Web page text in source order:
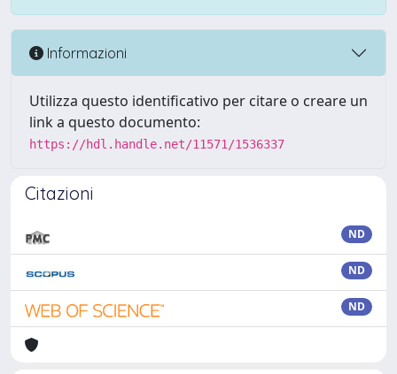
Informazioni
Utilizza questo identificativo per citare o creare un
link a questo documento:
https://hdl.handle.net/11571/1536337
Citazioni
ND
ND
ND